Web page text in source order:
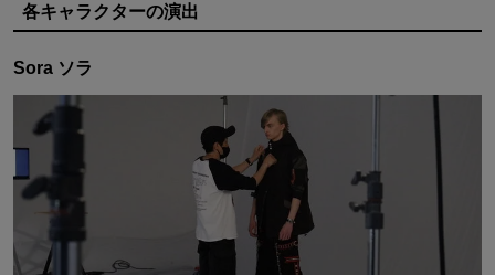
各キャラクターの演出
Sora ソラ